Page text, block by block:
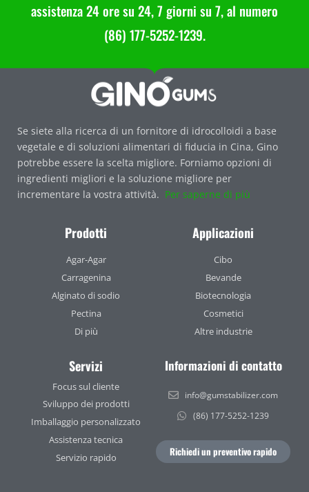
assistenza 24 ore su 24, 7 giorni su 7, al numero
(86) 177-5252-1239.
Se siete alla ricerca di un fornitore di idrocolloidi a base
vegetale e di soluzioni alimentari di fiducia in Cina, Gino
potrebbe essere la scelta migliore. Forniamo opzioni di
ingredienti migliori e la soluzione migliore per
incrementare la vostra attività. Per saperne di più
Prodotti
Agar-Agar
Carragenina
Alginato di sodio
Pectina
Di più
Applicazioni
Cibo
Bevande
Biotecnologia
Cosmetici
Altre industrie
Servizi
Focus sul cliente
Sviluppo dei prodotti
Imballaggio personalizzato
Assistenza tecnica
Servizio rapido
Informazioni di contatto
info@gumstabilizer.com
(86) 177-5252-1239
Richiedi un preventivo rapido